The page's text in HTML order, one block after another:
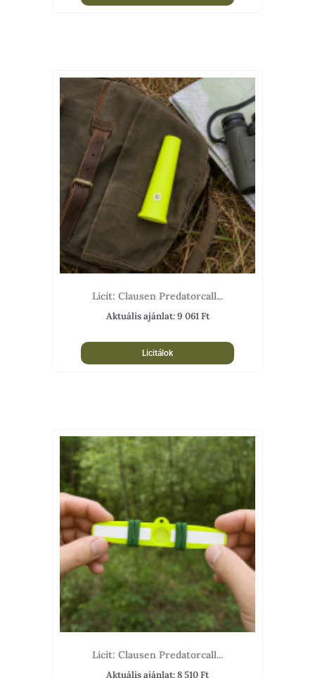
Licit: Clausen Predatorcall...
Aktuális ajánlat:9 061Ft
Licitálok
Licit: Clausen Predatorcall...
Aktuális ajánlat:8 510Ft